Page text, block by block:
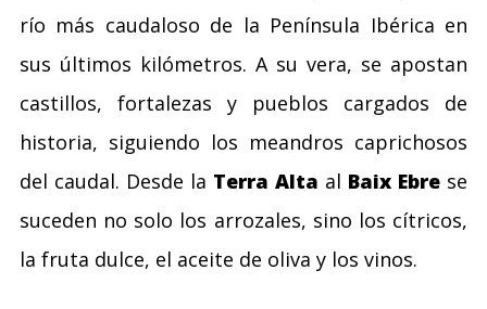
río más caudaloso de la Península Ibérica en
sus últimos kilómetros. A su vera, se apostan
castillos, fortalezas y pueblos cargados de
historia, siguiendo los meandros caprichosos
del caudal. Desde la Terra Alta al Baix Ebre se
suceden no solo los arrozales, sino los cítricos,
la fruta dulce, el aceite de oliva y los vinos.